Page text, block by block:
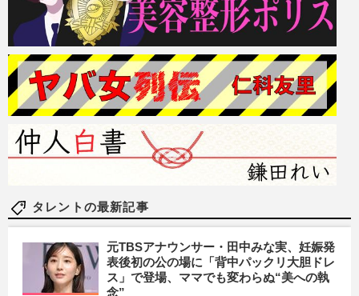
タレントの最新記事
元TBSアナウンサー・田中みな実、妊娠発
表後初の公の場に「背中パックリ大胆ドレ
ス」で登場、ママでも変わらぬ“美への執
念”